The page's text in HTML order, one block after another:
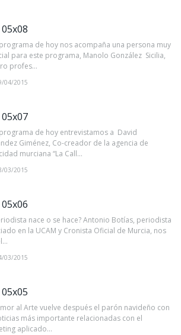
05x08
de hoy nos acompaña una persona muy
para este programa, Manolo González Sicilia,
profes...
04/2015
05x07
de hoy entrevistamos a David
Giménez, Co-creador de la agencia de
murciana “La Call...
03/2015
05x06
nace o se hace? Antonio Botías, periodista
en la UCAM y Cronista Oficial de Murcia, nos
03/2015
05x05
al Arte vuelve después el parón navideño con
más importante relacionadas con el
aplicado...